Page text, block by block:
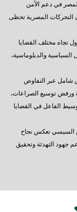
لمصر في دعم الأمن
التحركات المصرية تحظى
تجاه مختلف القضايا
السياسية والدبلوماسية،
شامل عبر التفاوض
ورفض توسيع الصراعات،
الفاعل في القضايا
السيسي تعكس نجاح
جهود التهدئة وتحقيق